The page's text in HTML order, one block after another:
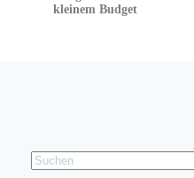
kleinem Budget